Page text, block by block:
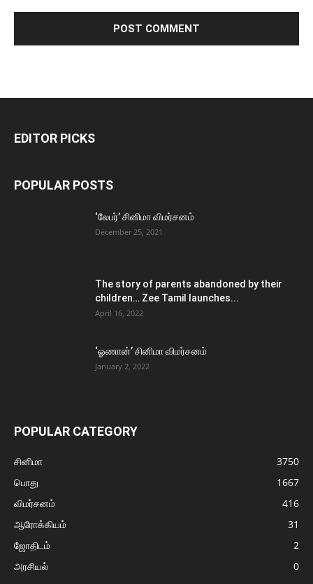
EDITOR PICKS
POPULAR POSTS
‘லேபர்’ சினிமா விமர்சனம்
December 25, 2021
The story of parents abandoned by their
children… Zee Tamil launches...
April 16, 2022
‘ஓணான்’ சினிமா விமர்சனம்
January 2, 2022
POPULAR CATEGORY
சினிமா
3750
பொது
1667
விமர்சனம்
416
ஆரோக்கியம்
31
ஜோதிடம்
2
அரசியல்
0